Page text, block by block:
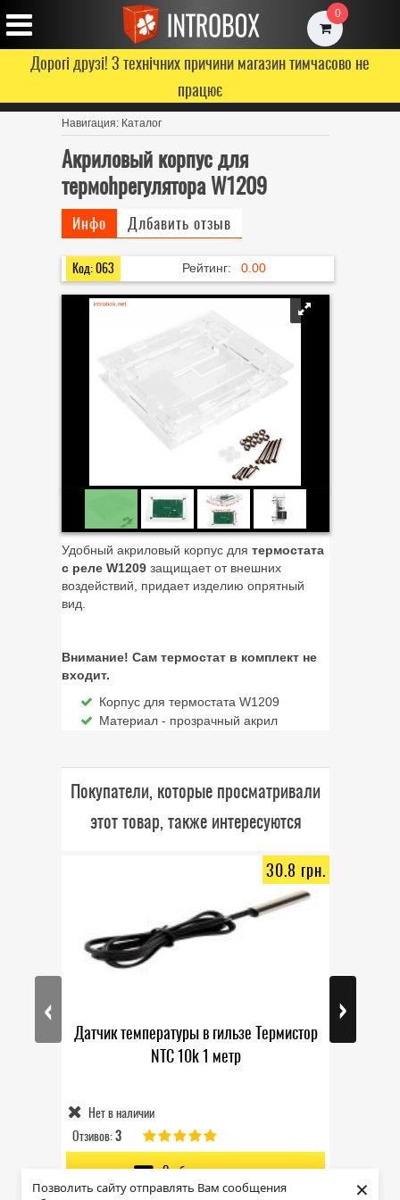
Позволить сайту отправлять Вам сообщения
×
0
Дорогі друзі! З технічних причини магазин тимчасово не
працює
Навигация: Каталог
Акриловый корпус для
термоhрегулятора W1209
Инфо Длбавить отзыв
Код: 063 Рейтинг: 0.00
Удобный акриловый корпус для термостата
с реле W1209 защищает от внешних
воздействий, придает изделию опрятный
вид.
Внимание! Сам термостат в комплект не
входит.
Корпус для термостата W1209
Материал - прозрачный акрил
Покупатели, которые просматривали
этот товар, также интересуются
30.8 грн.
Датчик температуры в гильзе Термистор
NTC 10k 1 метр
Нет в наличии
Отзивов:3
Сообщить о наличии
‹ ›